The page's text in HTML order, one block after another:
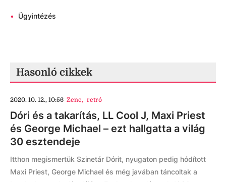
• Ügyintézés
Hasonló cikkek
2020. 10. 12., 10:56 Zene, retró
Dóri és a takarítás, LL Cool J, Maxi Priest
és George Michael – ezt hallgatta a világ
30 esztendeje
Itthon megismertük Szinetár Dórit, nyugaton pedig hódított
Maxi Priest, George Michael és még javában táncoltak a